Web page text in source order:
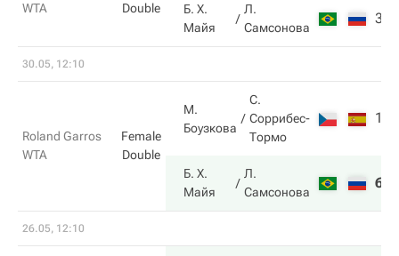
WTA
Double
Б. Х.
Майя
Л.
Самсонова
3
30.05, 12:10
Roland Garros
WTA
Female
Double
М.
Боузкова
С.
Соррибес-
Тормо
1
Б. Х.
Майя
Л.
Самсонова
6
26.05, 12:10